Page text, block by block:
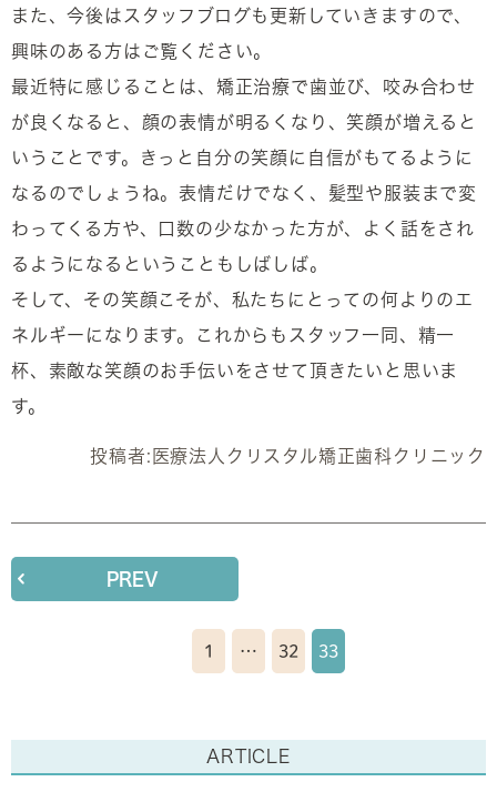
また、今後はスタッフブログも更新していきますので、
興味のある方はご覧ください。
最近特に感じることは、矯正治療で歯並び、咬み合わせ
が良くなると、顔の表情が明るくなり、笑顔が増えると
いうことです。きっと自分の笑顔に自信がもてるように
なるのでしょうね。表情だけでなく、髪型や服装まで変
わってくる方や、口数の少なかった方が、よく話をされ
るようになるということもしばしば。
そして、その笑顔こそが、私たちにとっての何よりのエ
ネルギーになります。これからもスタッフ一同、精一
杯、素敵な笑顔のお手伝いをさせて頂きたいと思いま
す。
投稿者: 医療法人クリスタル矯正歯科クリニック
PREV
1 … 32 33
ARTICLE